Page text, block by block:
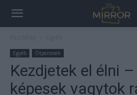
Egyéb Ötpercesek
Kezdjetek el élni
képesek vagytok